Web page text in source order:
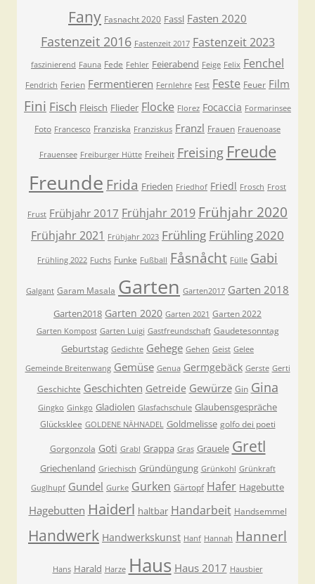
Fany Fasnacht 2020 Fassl Fasten 2020
Fastenzeit 2016 Fastenzeit 2017 Fastenzeit 2023
faszinierend Fauna Fede Fehler Feierabend Feige Felix Fenchel
Fendrich Ferien Fermentieren Fernlehre Fest Feste Feuer Film
Fini Fisch Fleisch Flieder Flocke Florez Focaccia Formarinsee
Foto Francesco Franziska Franziskus Franzl Frauen Frauenoase
Frauensee Freiburger Hütte Freiheit Freising Freude
Freunde Frida Frieden Friedhof Friedl Frosch Frost
Frust Frühjahr 2017 Frühjahr 2019 Frühjahr 2020
Frühjahr 2021 Frühjahr 2023 Frühling Frühling 2020
Frühling 2022 Fuchs Funke Fußball Fåsnåcht Fülle Gabi
Galgant Garam Masala Garten Garten2017 Garten 2018
Garten2018 Garten 2020 Garten 2021 Garten 2022
Garten Kompost Garten Luigi Gastfreundschaft Gaudetesonntag
Geburtstag Gedichte Gehege Gehen Geist Gelee
Gemeinde Breitenwang Gemüse Genua Germgebäck Gerste Gerti
Geschichte Geschichten Getreide Gewürze Gin Gina
Gingko Ginkgo Gladiolen Glasfachschule Glaubensgespräche
Glücksklee GOLDENE NÄHNADEL Goldmelisse golfo dei poeti
Gorgonzola Goti Grabl Grappa Gras Grauele Gretl
Griechenland Griechisch Gründüngung Grünkohl Grünkraft
Guglhupf Gundel Gurke Gurken Gärtopf Hafer Hagebutte
Hagebutten Haiderl haltbar Handarbeit Handsemmel
Handwerk Handwerkskunst Hanf Hannah Hannerl
Hans Harald Harze Haus Haus 2017 Hausbier